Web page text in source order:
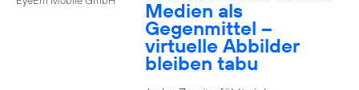
Medien als
Gegenmittel –
virtuelle Abbilder
bleiben tabu